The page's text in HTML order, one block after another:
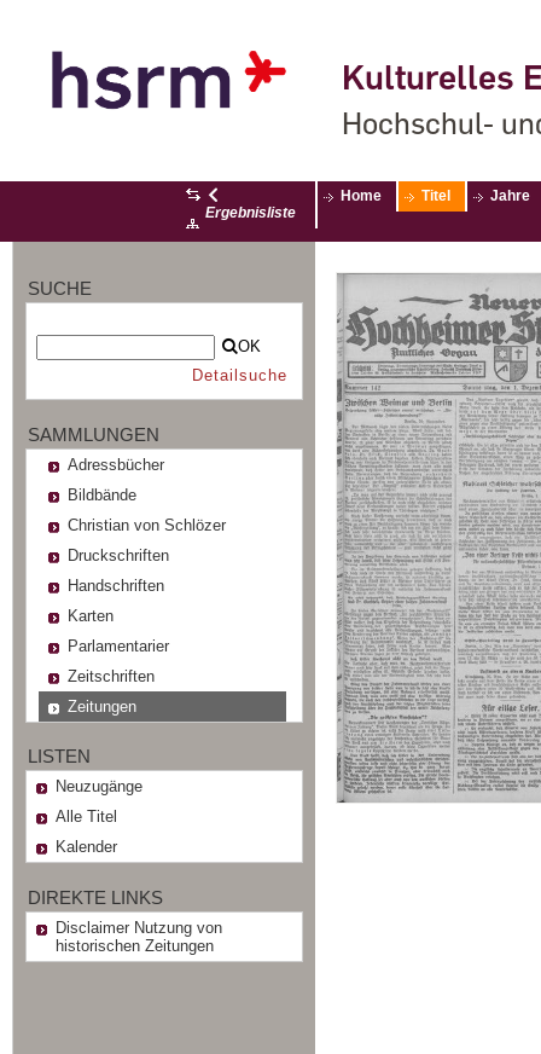
Kulturelles
Hochschul-
Ergebnisliste
Home Titel Jahre
SUCHE
OK
Detailsuche
SAMMLUNGEN
Adressbücher
Bildbände
Christian von Schlözer
Druckschriften
Handschriften
Karten
Parlamentarier
Zeitschriften
Zeitungen
LISTEN
Neuzugänge
Alle Titel
Kalender
DIREKTE LINKS
Disclaimer Nutzung von
historischen Zeitungen